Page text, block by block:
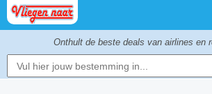
Onthult de beste deals van airlines en